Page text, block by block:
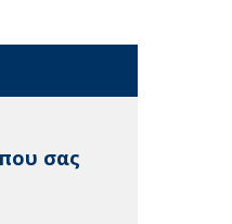
σας